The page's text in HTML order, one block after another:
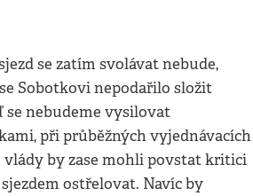
se zatím svolávat nebude,
Sobotkovi nepodařilo složit
se nebudeme vysilovat
při průběžných vyjednávacích
vlády by zase mohli povstat kritici
ostřelovat. Navíc by